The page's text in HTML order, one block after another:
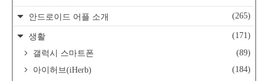
안드로이드 어플 소개 (265)
생활
(171)
갤럭시 스마트폰
(89)
아이허브(iHerb)
(184)